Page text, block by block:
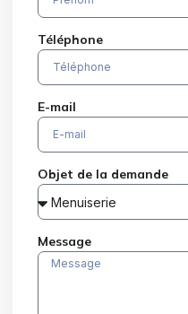
Téléphone
E-mail
Objet de la demande
Message